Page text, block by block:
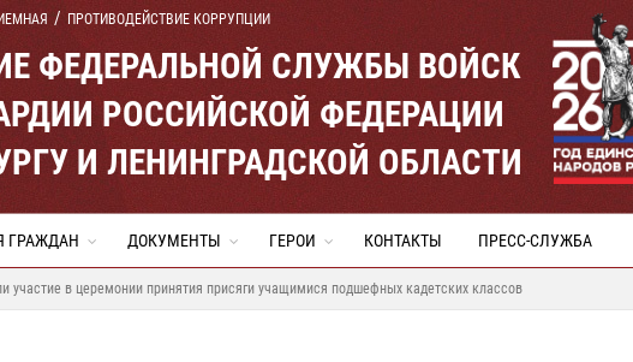
ПРОТИВОДЕЙСТВИЕ КОРРУПЦИИ
ФЕДЕРАЛЬНОЙ СЛУЖБЫ ВОЙСК
РОССИЙСКОЙ ФЕДЕРАЦИИ
И ЛЕНИНГРАДСКОЙ ОБЛАСТИ
ГРАЖДАН ДОКУМЕНТЫ ГЕРОИ КОНТАКТЫ ПРЕСС-СЛУЖБА
участие в церемонии принятия присяги учащимися подшефных кадетских классов